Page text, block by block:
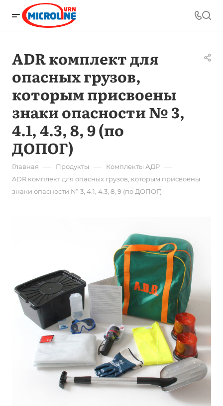
ADR комплект для
опасных грузов,
которым присвоены
знаки опасности № 3,
4.1, 4.3, 8, 9 (по
ДОПОГ)
Главная — Продукты — Комплекты АДР —
ADR комплект для опасных грузов, которым присвоены
знаки опасности № 3, 4.1, 4.3, 8, 9 (по ДОПОГ)